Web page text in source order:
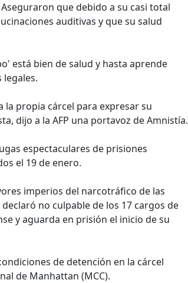
que debido a su casi total
auditivas y que su salud
está bien de salud y hasta aprende
legales.
propia cárcel para expresar su
dijo a la AFP una portavoz de Amnistía.
espectaculares de prisiones
el 19 de enero.
imperios del narcotráfico de las
no culpable de los 17 cargos de
y aguarda en prisión el inicio de su
de detención en la cárcel
de Manhattan (MCC).